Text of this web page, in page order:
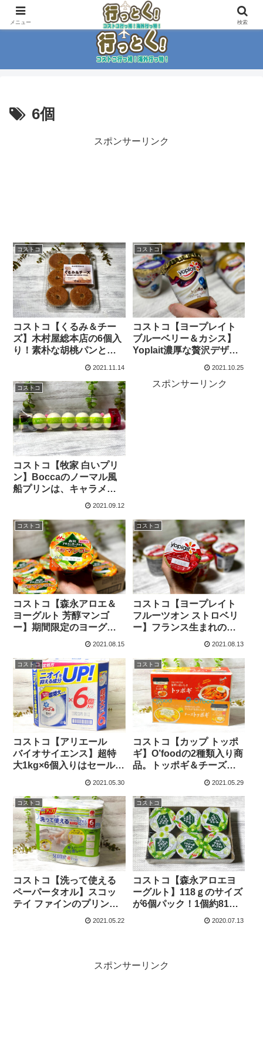
コストコ大好き家族がイチ押商品紹介！！
6個
スポンサーリンク
コストコ
コストコ【くるみ＆チー
ズ】木村屋総本店の6個入
り！素朴な胡桃パンと中
2021.11.14
コストコ
コストコ【ヨープレイト
ブルーベリー＆カシス】
Yoplait濃厚な贅沢デザー
2021.10.25
コストコ
コストコ【牧家 白いプリ
ン】Boccaのノーマル風
船プリンは、キャラメル
ソース（caramel sauce）
2021.09.12
スポンサーリンク
コストコ
コストコ【森永アロエ＆
ヨーグルト 芳醇マンゴ
ー】期間限定のヨーグル
トは、140g入りで大き目
2021.08.15
コストコ
コストコ【ヨープレイト
フルーツオン ストロベリ
ー】フランス生まれの
yoplait！フジッコの濃厚
すぎ！
2021.08.13
コストコ
コストコ【アリエール
バイオサイエンス】超特
大1kg×6個入りはセールで
2021.05.30
コストコ
コストコ【カップ トッポ
ギ】O’foodの2種類入り商
品。トッポギ＆チーズト
2021.05.29
コストコ
コストコ【洗って使える
ペーパータオル】スコッ
テイ ファインのプリント
入り52カットは、丈夫で
2021.05.22
コストコ
コストコ【森永アロエヨ
ーグルト】118ｇのサイズ
が6個パック！1個約81円
でお値打ちです。
2020.07.13
スポンサーリンク
メニュー 検索